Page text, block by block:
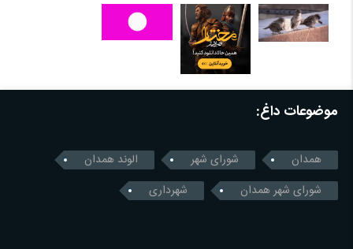
موضوعات داغ:
همدان شورای شهر
الوند همدان
شورای شهر همدان
شهرداری